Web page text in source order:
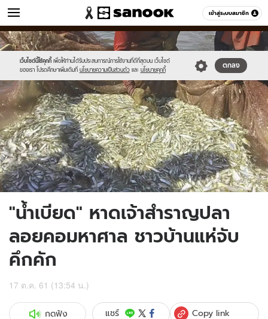
เข้าสู่ระบบสมาชิก
ข่าว หมวดอื่นๆ
เว็บไซต์นี้ใช้คุกกี้ เพื่อให้ท่านได้รับประสบการณ์การใช้งานที่ดีที่สุดบน เว็บไซต์
ของเรา โปรดศึกษาเพิ่มเติมที่ นโยบายความเป็นส่วนตัว และ นโยบายคุกกี้
ตกลง
Sanook
//s.isanook.com/sr/0/images/logo-
new-
sanook.png
600
60
//s.isanook.com/ns/0/ud/1508/7544786/10.jpg
"น้ำเบียด" หาดเจ้าสำราญปลา
ลอยคอมหาศาล ชาวบ้านแห่จับ
คึกคัก
17 ต.ค. 61 (13:54 น.)
กดฟัง แชร์ Copy link